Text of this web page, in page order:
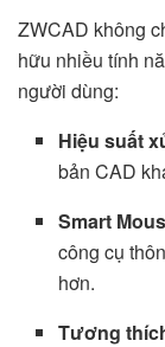
ZWCAD không
hữu nhiều tính
người dùng:
Hiệu suất
bản CAD
Smart
công cụ
hơn.
Tương